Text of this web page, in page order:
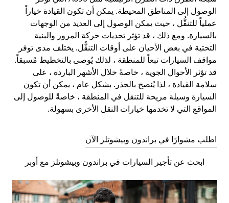
الوصول إلى المناطق المحيطة. يمكن أن تكون القيادة خياراً
عملياً للتنقُّل ، حيث يمكن الوصول إلى العديد من الوجهات
بالسيارة. ومع ذلك ، قد تؤثر تحديات حركة المرور والبنية
التحتية في بعض الأحيان على أوقات التنقُّل. يختلف مدى توفر
مواقف السيارات تبعاً للمنطقة ، لذلك يُوصى بالتخطيط مُسبقاً.
قد تؤثر الأحوال الجوية ، خاصةً خلال الأشهر الباردة ، على
سلامة القيادة ، لذا يُنصح بالحذر. بشكل عام ، يمكن أن تكون
السيارة وسيلة مريحة للتنقل في المنطقة ، خاصةً للوصول إلى
المواقع التي لا تخدمها خيارات النقل الأخرى بسهولة.
اطلب مشوارًا في براندون وبيشوتلز الآن
ابحث عن تأجير السيارات في براندون وبيشوتلز مع أوبر